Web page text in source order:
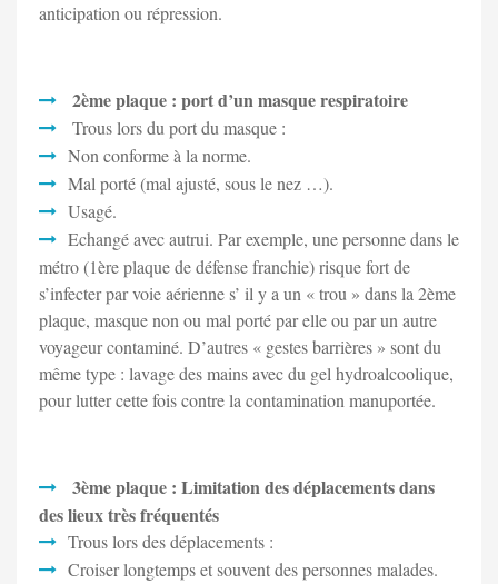
anticipation ou répression.
2ème plaque : port d’un masque respiratoire
Trous lors du port du masque :
Non conforme à la norme.
Mal porté (mal ajusté, sous le nez …).
Usagé.
Echangé avec autrui. Par exemple, une personne dans le
métro (1ère plaque de défense franchie) risque fort de
s’infecter par voie aérienne s’ il y a un « trou » dans la 2ème
plaque, masque non ou mal porté par elle ou par un autre
voyageur contaminé. D’autres « gestes barrières » sont du
même type : lavage des mains avec du gel hydroalcoolique,
pour lutter cette fois contre la contamination manuportée.
3ème plaque : Limitation des déplacements dans
des lieux très fréquentés
Trous lors des déplacements :
Croiser longtemps et souvent des personnes malades.